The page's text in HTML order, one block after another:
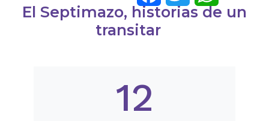
El Septimazo, historias de un
transitar
12